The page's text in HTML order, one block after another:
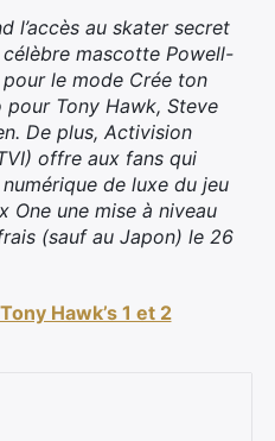
l’accès au skater secret
mascotte Powell-
le mode Crée ton
Tony Hawk, Steve
De plus, Activision
offre aux fans qui
de luxe du jeu
One une mise à niveau
(sauf au Japon) le 26
Hawk’s 1 et 2